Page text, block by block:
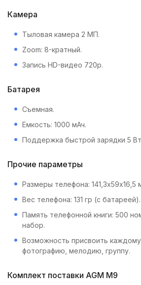
Камера
Тыловая камера 2 МП.
Zoom: 8-кратный.
Запись HD-видео 720p.
Батарея
Съемная.
Емкость: 1000 мАч.
Поддержка быстрой зарядки 5
Прочие параметры
Размеры телефона: 141,3х59х16,5
Вес телефона: 131 гр (c батареей).
Память телефонной книги: 500
набор.
Возможность присвоить каждому
фотографию, мелодию, группу.
Комплект поставки AGM M9